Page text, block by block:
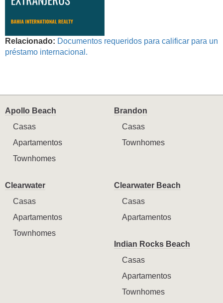
Relacionado: Documentos requeridos para calificar para un
préstamo internacional.
Apollo Beach
Casas
Apartamentos
Townhomes
Brandon
Casas
Townhomes
Clearwater
Casas
Apartamentos
Townhomes
Clearwater Beach
Casas
Apartamentos
Indian Rocks Beach
Casas
Apartamentos
Townhomes